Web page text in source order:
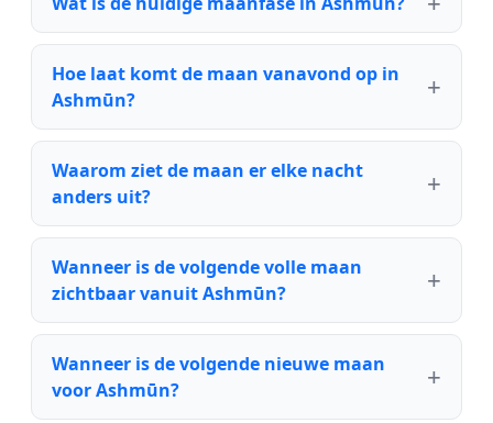
Hoe laat komt de maan vanavond op in
Ashmūn?
Waarom ziet de maan er elke nacht
anders uit?
Wanneer is de volgende volle maan
zichtbaar vanuit Ashmūn?
Wanneer is de volgende nieuwe maan
voor Ashmūn?